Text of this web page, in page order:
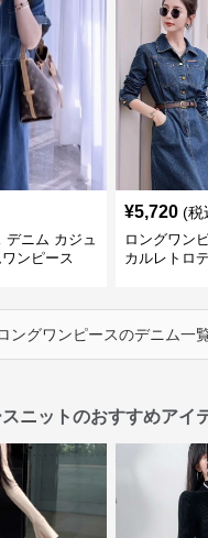
デニム カジュ
ンピース
¥5,720 (税
ロングワン
カルレトロ
ングワンピースのデニム一
ニットのおすすめアイ